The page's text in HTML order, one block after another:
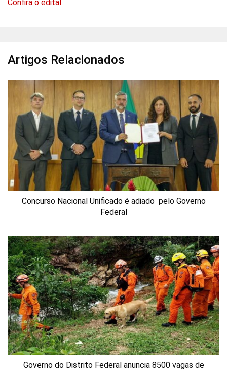
Confira o edital
Artigos Relacionados
Concurso Nacional Unificado é adiado pelo Governo
Federal
Governo do Distrito Federal anuncia 8500 vagas de